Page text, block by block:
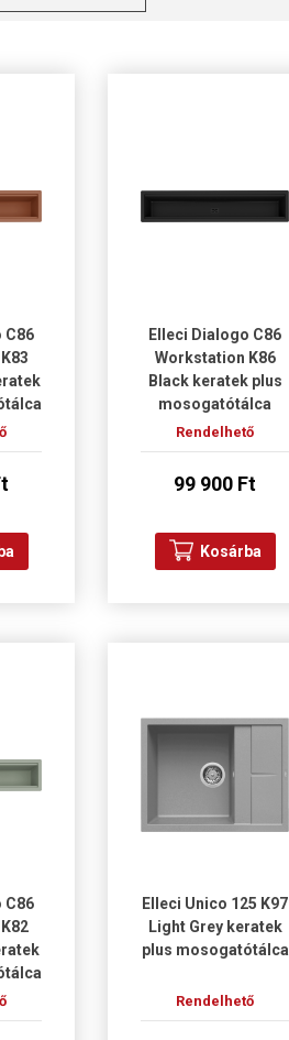
C86
Elleci Dialogo C86
Workstation K86
Black keratek plus
mosogatótálca
Rendelhető
99 900 Ft
Kosárba
C86
Elleci Unico 125 K97
Light Grey keratek
plus mosogatótálca
Rendelhető